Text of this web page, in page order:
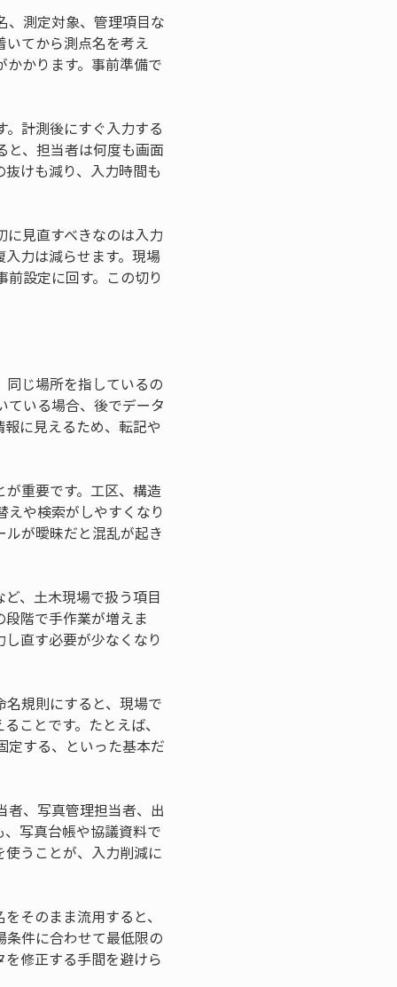
、測定対象、管理項目な
てから測点名を考え
かります。事前準備で
計測後にすぐ入力する
と、担当者は何度も画面
けも減り、入力時間も
見直すべきなのは入力
力は減らせます。現場
設定に回す。この切り
じ場所を指しているの
いる場合、後でデータ
に見えるため、転記や
重要です。工区、構造
や検索がしやすくなり
が曖昧だと混乱が起き
、土木現場で扱う項目
階で手作業が増えま
直す必要が少なくなり
規則にすると、現場で
ことです。たとえば、
定する、といった基本だ
者、写真管理担当者、出
写真台帳や協議資料で
うことが、入力削減に
そのまま流用すると、
件に合わせて最低限の
修正する手間を避けら